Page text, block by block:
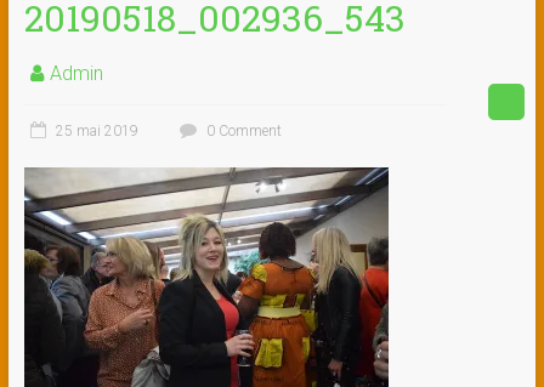
20190518_002936_543
Admin
25 mai 2019 0 Comment